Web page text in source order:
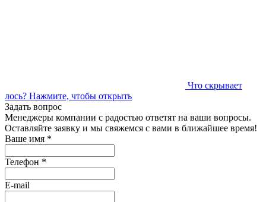
Что скрывает
лось? Нажмите, чтобы открыть
Задать вопрос
Менеджеры компании с радостью ответят на ваши вопросы.
Оставляйте заявку и мы свяжемся с вами в ближайшее время!
Ваше имя *
Телефон *
E-mail